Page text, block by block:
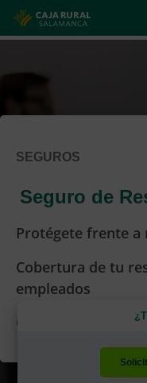
SEGUROS
Seguro de
Protégete frente a
Cobertura de tu
empleados
Gastos de defensa